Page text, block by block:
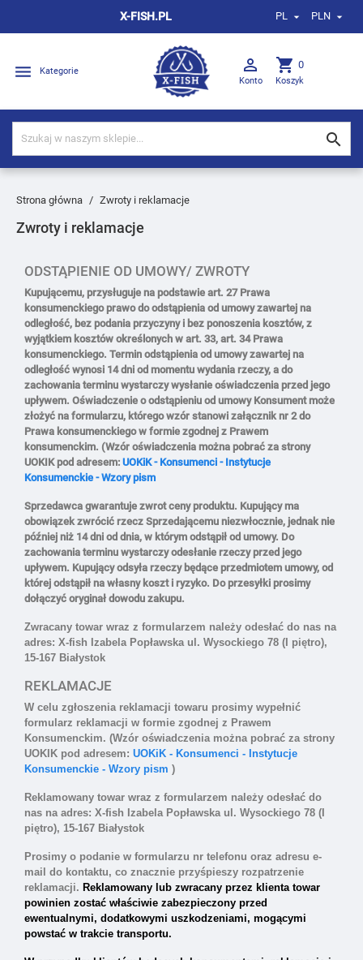
X-FISH.PL PL  PLN 
 Kategorie 
Konto
shopping_cart 0
Koszyk

Strona główna Zwroty i reklamacje
Zwroty i reklamacje
ODSTĄPIENIE OD UMOWY/ ZWROTY
Kupującemu, przysługuje na podstawie art. 27 Prawa
konsumenckiego prawo do odstąpienia od umowy zawartej na
odległość, bez podania przyczyny i bez ponoszenia kosztów, z
wyjątkiem kosztów określonych w art. 33, art. 34 Prawa
konsumenckiego. Termin odstąpienia od umowy zawartej na
odległość wynosi 14 dni od momentu wydania rzeczy, a do
zachowania terminu wystarczy wysłanie oświadczenia przed jego
upływem. Oświadczenie o odstąpieniu od umowy Konsument może
złożyć na formularzu, którego wzór stanowi załącznik nr 2 do
Prawa konsumenckiego w formie zgodnej z Prawem
konsumenckim. (Wzór oświadczenia można pobrać za strony
UOKIK pod adresem: UOKiK - Konsumenci - Instytucje
Konsumenckie - Wzory pism
Sprzedawca gwarantuje zwrot ceny produktu. Kupujący ma
obowiązek zwrócić rzecz Sprzedającemu niezwłocznie, jednak nie
później niż 14 dni od dnia, w którym odstąpił od umowy. Do
zachowania terminu wystarczy odesłanie rzeczy przed jego
upływem. Kupujący odsyła rzeczy będące przedmiotem umowy, od
której odstąpił na własny koszt i ryzyko. Do przesyłki prosimy
dołączyć oryginał dowodu zakupu.
Zwracany towar wraz z formularzem należy odesłać do nas na
adres: X-fish Izabela Popławska ul. Wysockiego 78 (I piętro),
15-167 Białystok
REKLAMACJE
W celu zgłoszenia reklamacji towaru prosimy wypełnić
formularz reklamacji w formie zgodnej z Prawem
Konsumenckim. (Wzór oświadczenia można pobrać za strony
UOKIK pod adresem: UOKiK - Konsumenci - Instytucje
Konsumenckie - Wzory pism )
Reklamowany towar wraz z formularzem należy odesłać do
nas na adres: X-fish Izabela Popławska ul. Wysockiego 78 (I
piętro), 15-167 Białystok
Prosimy o podanie w formularzu nr telefonu oraz adresu e-
mail do kontaktu, co znacznie przyśpieszy rozpatrzenie
reklamacji. Reklamowany lub zwracany przez klienta towar
powinien zostać właściwie zabezpieczony przed
ewentualnymi, dodatkowymi uszkodzeniami, mogącymi
powstać w trakcie transportu.